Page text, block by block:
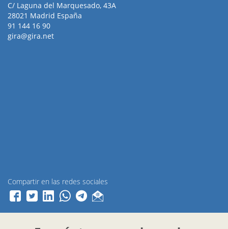
C/ Laguna del Marquesado, 43A
28021 Madrid España
91 144 16 90
gira@gira.net
Compartir en las redes sociales